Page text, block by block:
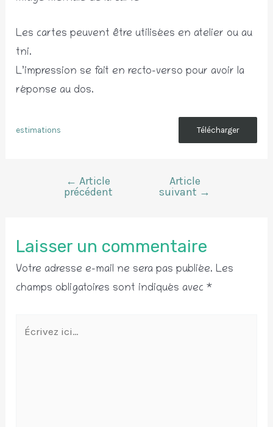
Les cartes peuvent être utilisées en atelier ou au
tni.
L’impression se fait en recto-verso pour avoir la
réponse au dos.
estimations Télécharger
Navigation
← Article
précédent
Article
suivant →
Laisser un commentaire
Votre adresse e-mail ne sera pas publiée. Les
champs obligatoires sont indiqués avec*